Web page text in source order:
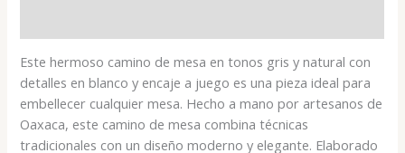
Este hermoso camino de mesa en tonos gris y natural con
detalles en blanco y encaje a juego es una pieza ideal para
embellecer cualquier mesa. Hecho a mano por artesanos de
Oaxaca, este camino de mesa combina técnicas
tradicionales con un diseño moderno y elegante. Elaborado